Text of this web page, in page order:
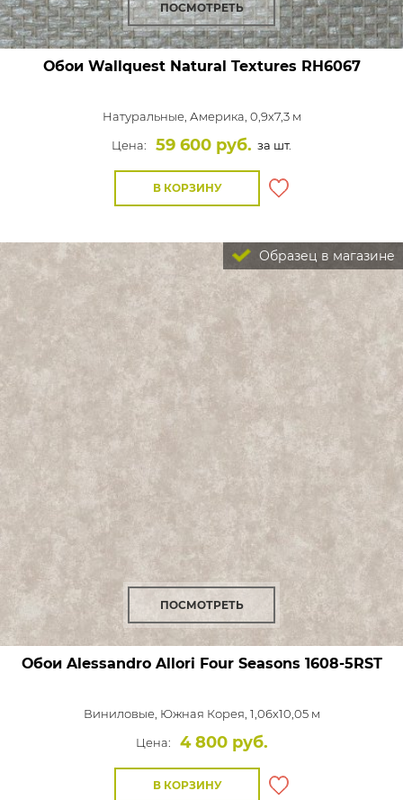
ПОСМОТРЕТЬ
Обои Wallquest Natural Textures RH6067
Натуральные, Америка, 0,9x7,3 м
Цена:
59 600 руб. за шт.
В КОРЗИНУ
Образец в магазине
ПОСМОТРЕТЬ
Обои Alessandro Allori Four Seasons 1608-5RST
Виниловые, Южная Корея, 1,06x10,05 м
Цена:
4 800 руб.
В КОРЗИНУ